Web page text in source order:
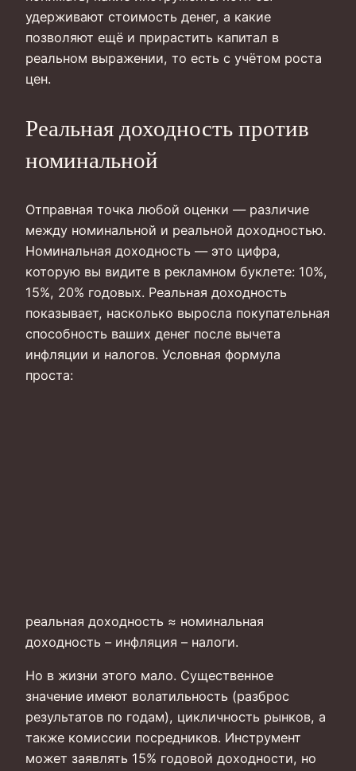
удерживают стоимость денег, а какие
позволяют ещё и прирастить капитал в
реальном выражении, то есть с учётом роста
цен.
Реальная доходность против
номинальной
Отправная точка любой оценки — различие
между номинальной и реальной доходностью.
Номинальная доходность — это цифра,
которую вы видите в рекламном буклете: 10%,
15%, 20% годовых. Реальная доходность
показывает, насколько выросла покупательная
способность ваших денег после вычета
инфляции и налогов. Условная формула
проста:
реальная доходность ≈ номинальная
доходность – инфляция – налоги.
Но в жизни этого мало. Существенное
значение имеют волатильность (разброс
результатов по годам), цикличность рынков, а
также комиссии посредников. Инструмент
может заявлять 15% годовой доходности, но